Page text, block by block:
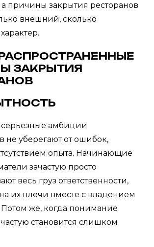
причины закрытия ресторанов
внешний, сколько
ЗАКРЫТИЯ
амбиции
не уберегают от ошибок,
опыта. Начинающие
зачастую просто
весь груз ответственности,
их плечи вместе с владением
Потом же, когда понимание
становится слишком